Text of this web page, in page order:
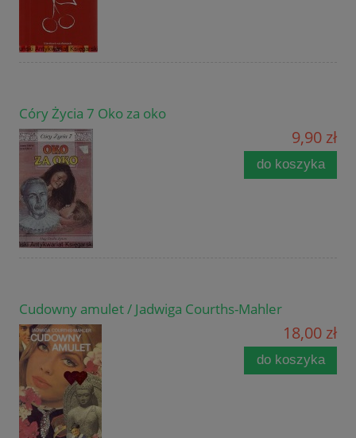
Córy Życia 7 Oko za oko
9,90 zł
do koszyka
Cudowny amulet / Jadwiga Courths-Mahler
18,00 zł
do koszyka